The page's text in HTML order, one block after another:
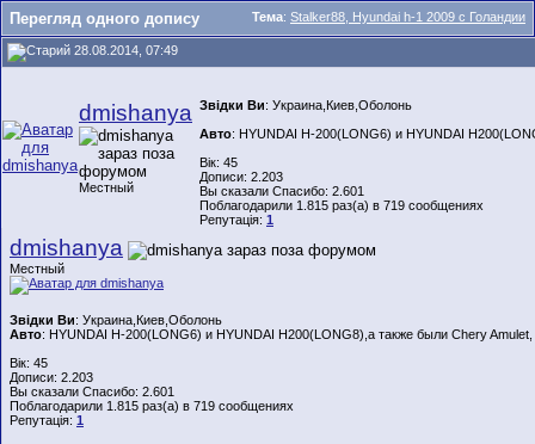
Тема: Stalker88, Hyundai h-1 2009 с Голандии
Перегляд одного допису
28.08.2014, 07:49
dmishanya
Местный
Звідки Ви: Украина,Киев,Оболонь
Авто: HYUNDAI H-200(LONG6) и HYUNDAI
Вік: 45
Дописи: 2.203
Вы сказали Спасибо: 2.601
Поблагодарили 1.815 раз(а) в 719 сообщениях
Репутація: 1
dmishanya
Местный
Звідки Ви: Украина,Киев,Оболонь
Авто: HYUNDAI H-200(LONG6) и HYUNDAI H200(LONG8),а также были Chery
Вік: 45
Дописи: 2.203
Вы сказали Спасибо: 2.601
Поблагодарили 1.815 раз(а) в 719 сообщениях
Репутація: 1